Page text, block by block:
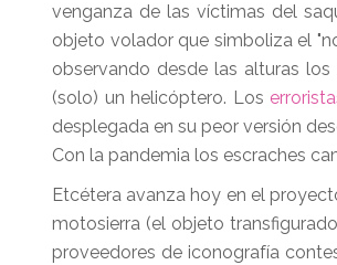
venganza de las víctimas del
objeto volador que simboliza el
observando desde las alturas
(solo) un helicóptero. Los
desplegada en su peor versión
Con la pandemia los escraches
Etcétera avanza hoy en el
motosierra (el objeto
proveedores de iconografía